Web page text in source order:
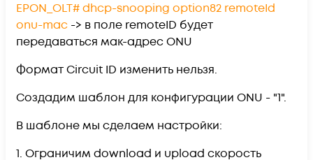
EPON_OLT# dhcp-snooping option82 remoteId
onu-mac -> в поле remoteID будет
передаваться мак-адрес ONU
Формат Circuit ID изменить нельзя.
Создадим шаблон для конфигурации ONU - "1".
В шаблоне мы сделаем настройки:
1. Ограничим download и upload скорость